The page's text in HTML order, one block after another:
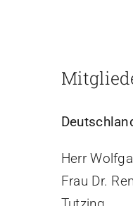
Herr
Frau Dr.